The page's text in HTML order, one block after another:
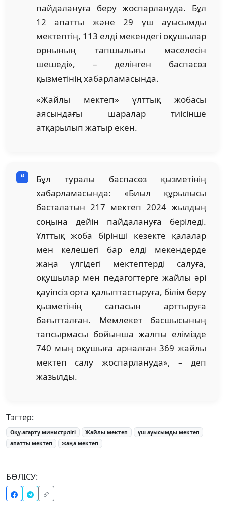
пайдалануға беру жоспарлануда. Бұл
12 апатты және 29 үш ауысымды
мектептің, 113 елді мекендегі оқушылар
орнының тапшылығы мәселесін
шешеді», – делінген баспасөз
қызметінің хабарламасында.
«Жайлы мектеп» ұлттық жобасы
аясындағы шаралар тиісінше
атқарылып жатыр екен.
Бұл туралы баспасөз қызметінің
хабарламасында: «Биыл құрылысы
басталатын 217 мектеп 2024 жылдың
соңына дейін пайдалануға беріледі.
Ұлттық жоба бірінші кезекте қалалар
мен келешегі бар елді мекендерде
жаңа үлгідегі мектептерді салуға,
оқушылар мен педагогтерге жайлы әрі
қауіпсіз орта қалыптастыруға, білім беру
қызметінің сапасын арттыруға
бағытталған. Мемлекет басшысының
тапсырмасы бойынша жалпы елімізде
740 мың оқушыға арналған 369 жайлы
мектеп салу жоспарлануда», – деп
жазылды.
Тэгтер:
Оқу-ағарту министрлігі Жайлы мектеп
үш ауысымды мектеп
апатты мектеп
жаңа мектеп
БӨЛІСУ: